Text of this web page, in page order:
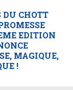
DU CHOTT
EDITION
MAGIQUE,
!